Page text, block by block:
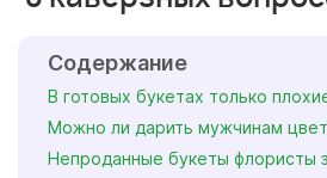
Содержание
В готовых букетах только
Можно ли дарить мужчинам
Непроданные букеты флористы